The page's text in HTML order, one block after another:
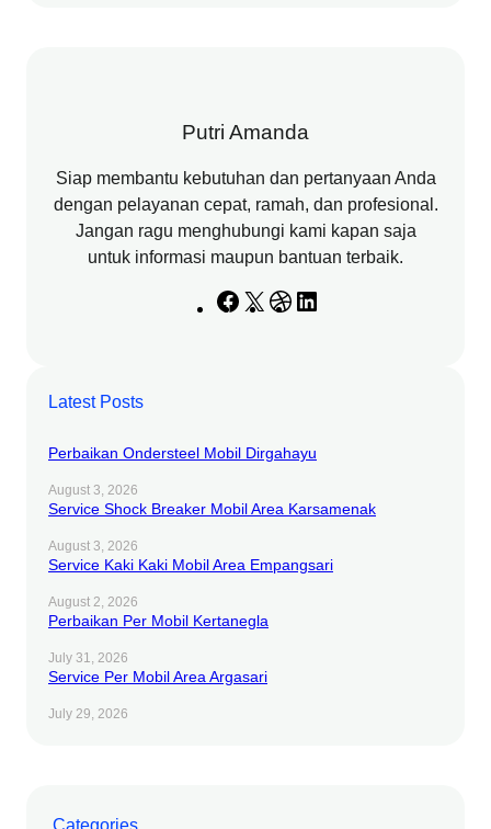
Putri Amanda
Siap membantu kebutuhan dan pertanyaan Anda
dengan pelayanan cepat, ramah, dan profesional.
Jangan ragu menghubungi kami kapan saja
untuk informasi maupun bantuan terbaik.
F
o
X
D
l
Latest Posts
Perbaikan Ondersteel Mobil Dirgahayu
August 3, 2026
Service Shock Breaker Mobil Area Karsamenak
August 3, 2026
Service Kaki Kaki Mobil Area Empangsari
August 2, 2026
Perbaikan Per Mobil Kertanegla
July 31, 2026
Service Per Mobil Area Argasari
July 29, 2026
Categories